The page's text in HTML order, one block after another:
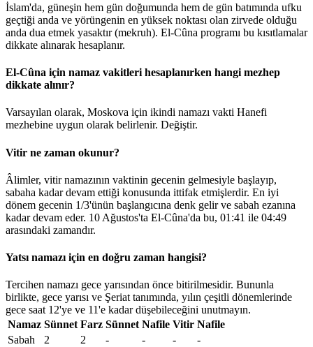
İslam'da, güneşin hem gün doğumunda hem de gün batımında ufku
geçtiği anda ve yörüngenin en yüksek noktası olan zirvede olduğu
anda dua etmek yasaktır (mekruh). El-Cûna programı bu kısıtlamalar
dikkate alınarak hesaplanır.
El-Cûna için namaz vakitleri hesaplanırken hangi mezhep
dikkate alınır?
Varsayılan olarak, Moskova için ikindi namazı vakti Hanefi
mezhebine uygun olarak belirlenir. Değiştir.
Vitir ne zaman okunur?
Âlimler, vitir namazının vaktinin gecenin gelmesiyle başlayıp,
sabaha kadar devam ettiği konusunda ittifak etmişlerdir. En iyi
dönem gecenin 1/3'ünün başlangıcına denk gelir ve sabah ezanına
kadar devam eder. 10 Ağustos'ta El-Cûna'da bu, 01:41 ile 04:49
arasındaki zamandır.
Yatsı namazı için en doğru zaman hangisi?
Tercihen namazı gece yarısından önce bitirilmesidir. Bununla
birlikte, gece yarısı ve Şeriat tanımında, yılın çeşitli dönemlerinde
gece saat 12'ye ve 11'e kadar düşebileceğini unutmayın.
Namaz Sünnet Farz Sünnet Nafile Vitir Nafile
Sabah
2 2 - - -
-